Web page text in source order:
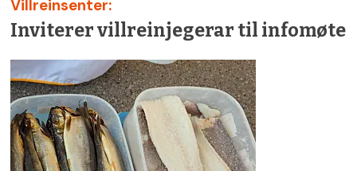
Villreinsenter:
Inviterer villreinjegerar til infomøte